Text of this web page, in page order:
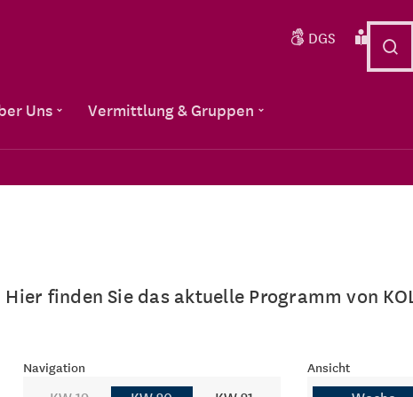
Uns Vermittlung & Gruppen
DGS
finden Sie das aktuelle Programm von
Navigation Ansicht